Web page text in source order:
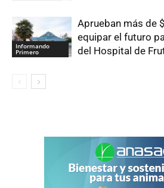
Informando
Primero
Aprueban más de
equipar el futuro
del Hospital de